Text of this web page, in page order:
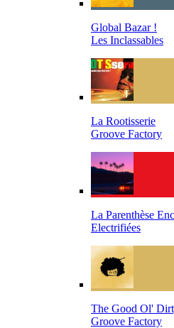
Global Bazar !
Les Inclassables
La Rootisserie
Groove Factory
La Parenthèse
Electrifiées
The Good Ol'
Groove Factory